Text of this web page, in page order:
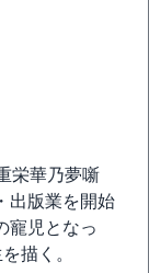
栄華乃夢噺
出版業を開始
寵児となっ
描く。